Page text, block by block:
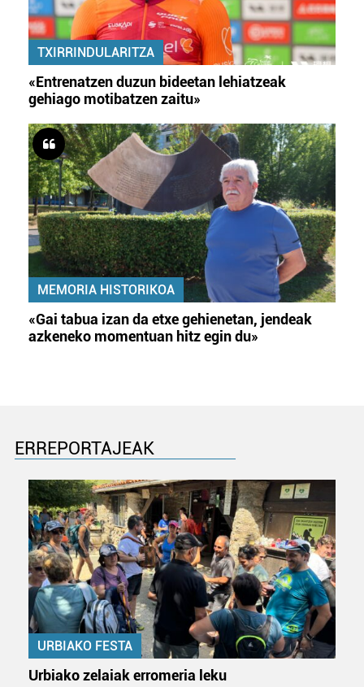
TXIRRINDULARITZA
«Entrenatzen duzun bideetan lehiatzeak
gehiago motibatzen zaitu»
MEMORIA HISTORIKOA
«Gai tabua izan da etxe gehienetan, jendeak
azkeneko momentuan hitz egin du»
ERREPORTAJEAK
URBIAKO FESTA
Urbiako zelaiak erromeria leku